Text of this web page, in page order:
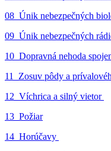
08_Únik nebezpečných
09_Únik nebezpečných
10_Dopravná nehoda
11_Zosuv pôdy a
12_Víchrica a silný vietor
13_Požiar
14_Horúčavy